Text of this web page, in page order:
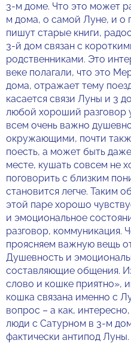
3-м доме. Что это может
м дома, о самой Луне, и о
пишут старые книги,
3-й дом связан с
родственниками. Это
веке полагали, что это
дома, отражает тему
касается связи Луны и 3
любой хороший разговор
всем очень важно
окружающими, почти
поесть, а может быть
месте, кушать совсем не
поговорить с близким
становится легче. Таким
этой паре хорошо
и эмоциональное
разговор, коммуникация.
проясняем важную вещь
Душевность и
составляющие общения.
слово и кошке приятно»,
кошка связана именно с
вопрос – а как,
люди с Сатурном в 3-м
фактически антипод